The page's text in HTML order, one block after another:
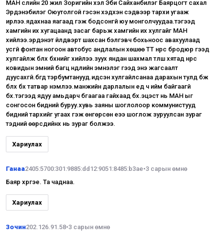
МАН сүүлийн 20 жил Зоригийн үхэл Эби Сайханбилэг Баярцогт сахал
Эрдэнэбилэг Оюутолгой гэсэн хэдхэн сэдвээр тархи угааж
ирлээ.ядахнаа яагаад гэж бодсонгүй юу монголчуудаа.тэгээд
хамгийн их хугацаанд засаг барьж хамгийн их хулгайг МАН
хийлээ.эрдэнэт үйлдвэрт шахсан бэлгэвч бохьноос авахуулаад
усгүй фонтан ногоон автобус андлалын хөшөө ТТ нүүрс бродюр гээд
хулгайлж блх бүхнийг хийлээ.зуух яндан шахмал түлш хятад нүүрс
ковидын эмний багц нүүдлийн эмнэлэг гээд энэ жагсаалт
дуусахгүй.бүгд тэрбумтанууд.идсэн хулгайлсанаа дарахын тулд бж
блх бүх татвар нэмлээ.манжийн дарлалын үед ч ийм байгаагүй
бх.тэгээд ядуу амьдарч бгаагаа гайхаад бх.эцэст нь МАН ыг
сонгосон бидний буруу.хувь заяны шоглолоор коммунистууд
бидний тархийг угаах гэж өнгөрсөн үеээ шоглож зуруулсан зураг
тэдний өөрсдийнх нь зураг болжээ.
Хариулах
Ганаа2405:5700:301:9885:dd12:9051:8485:b3ae•3 сарын өмнө
Баяр хүргэе. Та чаднаа.
Хариулах
Зочин202.126.91.58•3 сарын өмнө